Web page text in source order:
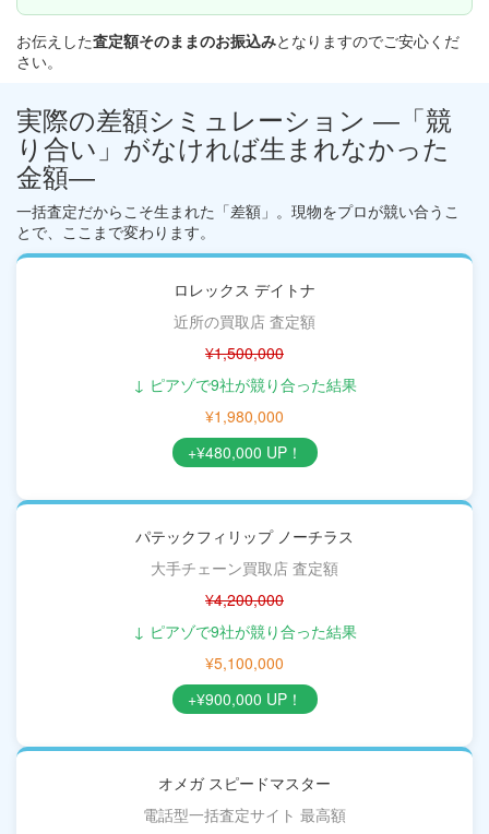
お伝えした査定額そのままのお振込みとなりますのでご安心くだ
さい。
実際の差額シミュレーション ―「競
り合い」がなければ生まれなかった
金額―
一括査定だからこそ生まれた「差額」。現物をプロが競い合うこ
とで、ここまで変わります。
ロレックス デイトナ
近所の買取店 査定額
¥1,500,000
↓ ピアゾで9社が競り合った結果
¥1,980,000
+¥480,000 UP！
パテックフィリップ ノーチラス
大手チェーン買取店 査定額
¥4,200,000
↓ ピアゾで9社が競り合った結果
¥5,100,000
+¥900,000 UP！
オメガ スピードマスター
電話型一括査定サイト 最高額